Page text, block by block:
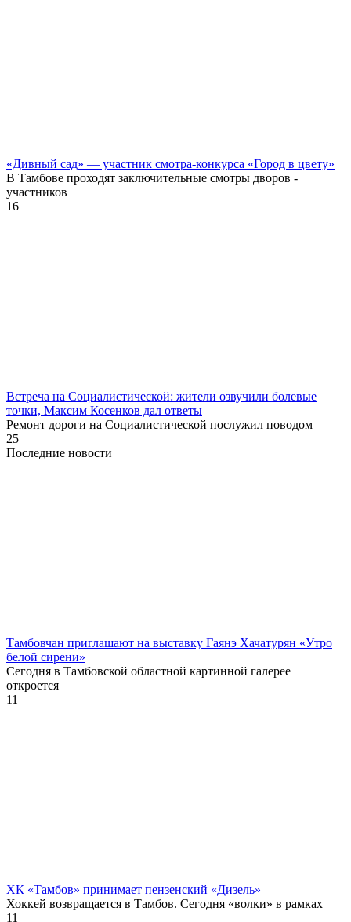
«Дивный сад» — участник смотра-конкурса «Город в цвету»
В Тамбове проходят заключительные смотры дворов -
участников
16
Встреча на Социалистической: жители озвучили болевые
точки, Максим Косенков дал ответы
Ремонт дороги на Социалистической послужил поводом
25
Последние новости
Тамбовчан приглашают на выставку Гаянэ Хачатурян «Утро
белой сирени»
Сегодня в Тамбовской областной картинной галерее
откроется
11
ХК «Тамбов» принимает пензенский «Дизель»
Хоккей возвращается в Тамбов. Сегодня «волки» в рамках
11